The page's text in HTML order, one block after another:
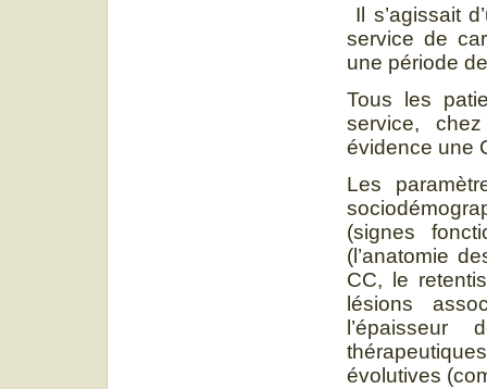
Il s’agissait
service de
une période
Tous les
service,
évidence une
Les
(signes
(l’anatomie
CC, le
lésions
évolutives